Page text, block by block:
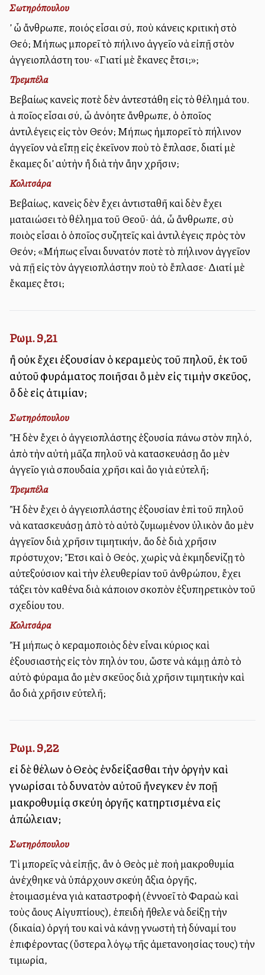
Σωτηρόπουλου
Ἀλλ’ ὦ ἄνθρωπε, ποιός εἶσαι σύ, ποὺ κάνεις κριτικὴ στὸ
Θεό; Μήπως μπορεῖ τὸ πήλινο ἀγγεῖο νὰ εἰπῇ στὸν
ἀγγειοπλάστη του· «Γιατί μὲ ἔκανες ἔτσι;»;
Τρεμπέλα
Βεβαίως κανεὶς ποτὲ δὲν ἀντεστάθη εἰς τὸ θέλημά του.
Ἀλλὰ ποῖος εἶσαι σύ, ὦ ἀνόητε ἄνθρωπε, ὁ ὁποῖος
ἀντιλέγεις εἰς τὸν Θεόν; Μήπως ἡμπορεῖ τὸ πήλινον
ἀγγεῖον νὰ εἴπῃ εἰς ἐκεῖνον ποὺ τὸ ἔπλασε, διατί μὲ
ἔκαμες δι’ αὐτὴν ἢ διὰ τὴν ἄλλην χρῆσιν;
Κολιτσάρα
Βεβαίως, κανεὶς δὲν ἔχει ἀντισταθῆ καὶ δὲν ἔχει
ματαιώσει τὸ θέλημα τοῦ Θεοῦ· ἀλλά, ὦ ἄνθρωπε, σὺ
ποιὸς εἶσαι ὁ ὁποῖος συζητεῖς καὶ ἀντιλέγεις πρὸς τὸν
Θεόν; «Μήπως εἶναι δυνατόν ποτὲ τὸ πήλινον ἀγγεῖον
νὰ πῇ εἰς τὸν ἀγγειοπλάστην ποὺ τὸ ἔπλασε· Διατί μὲ
ἔκαμες ἔτσι;
Ρωμ. 9,21
ἢ οὐκ ἔχει ἐξουσίαν ὁ κεραμεὺς τοῦ πηλοῦ, ἐκ τοῦ
αὐτοῦ φυράματος ποιῆσαι ὃ μὲν εἰς τιμὴν σκεῦος,
ὃ δὲ εἰς ἀτιμίαν;
Σωτηρόπουλου
Ἢ δὲν ἔχει ὁ ἀγγειοπλάστης ἐξουσία πάνω στὸν πηλό,
ἀπὸ τὴν αὐτὴ μᾶζα πηλοῦ νὰ κατασκευάσῃ ἄλλο μὲν
ἀγγεῖο γιὰ σπουδαία χρῆσι καὶ ἄλλο γιὰ εὐτελῆ;
Τρεμπέλα
Ἢ δὲν ἔχει ὁ ἀγγειοπλάστης ἐξουσίαν ἐπὶ τοῦ πηλοῦ
νὰ κατασκευάσῃ ἀπὸ τὸ αὐτὸ ζυμωμένον ὑλικὸν ἄλλο μὲν
ἀγγεῖον διὰ χρῆσιν τιμητικήν, ἄλλο δὲ διὰ χρῆσιν
πρόστυχον; Ἔτσι καὶ ὁ Θεός, χωρὶς νὰ ἐκμηδενίζῃ τὸ
αὐτεξούσιον καὶ τὴν ἐλευθερίαν τοῦ ἀνθρώπου, ἔχει
τάξει τὸν καθένα διὰ κάποιον σκοπὸν ἐξυπηρετικὸν τοῦ
σχεδίου του.
Κολιτσάρα
Ἢ μήπως ὁ κεραμοποιὸς δὲν εἶναι κύριος καὶ
ἐξουσιαστὴς εἰς τὸν πηλόν του, ὥστε νὰ κάμῃ ἀπὸ τὸ
αὐτὸ φύραμα ἄλλο μὲν σκεῦος διὰ χρῆσιν τιμητικὴν καὶ
ἄλλο διὰ χρῆσιν εὐτελῆ;
Ρωμ. 9,22
εἰ δὲ θέλων ὁ Θεὸς ἐνδείξασθαι τὴν ὀργὴν καὶ
γνωρίσαι τὸ δυνατὸν αὐτοῦ ἤνεγκεν ἐν πολλῇ
μακροθυμίᾳ σκεύη ὀργῆς κατηρτισμένα εἰς
ἀπώλειαν;
Σωτηρόπουλου
Τὶ μπορεῖς νὰ εἰπῇς, ἂν ὁ Θεὸς μὲ πολλὴ μακροθυμία
ἀνέχθηκε νὰ ὑπάρχουν σκεύη ἄξια ὀργῆς,
ἑτοιμασμένα γιὰ καταστροφὴ (ἐννοεῖ τὸ Φαραὼ καὶ
τοὺς ἄλλους Αἰγυπτίους), ἐπειδὴ ἤθελε νὰ δείξῃ τὴν
(δικαία) ὀργή του καὶ νὰ κάνῃ γνωστὴ τὴ δύναμί του
ἐπιφέροντας (ὕστερα λόγῳ τῆς ἀμετανοησίας τους) τὴν
τιμωρία,